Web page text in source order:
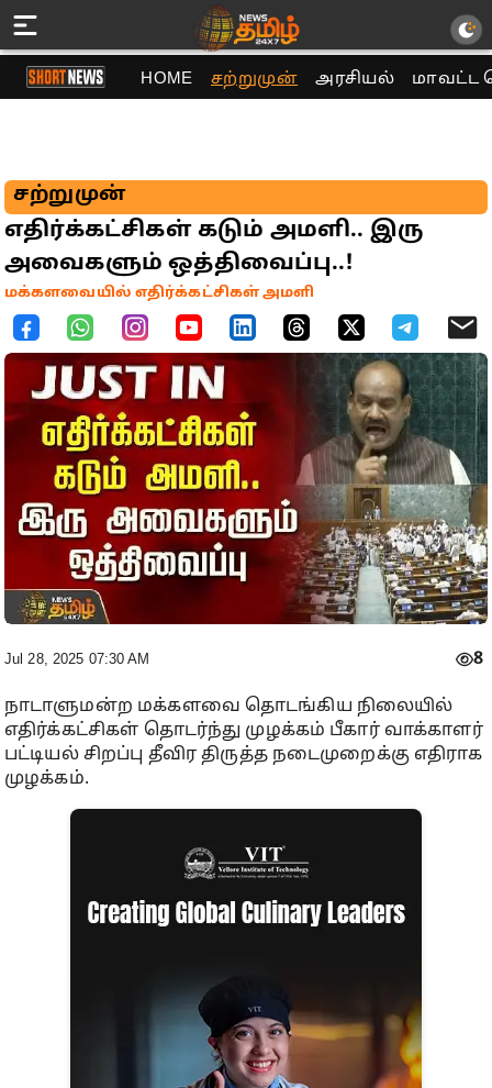
HOME சற்றுமுன் அரசியல் மாவட்ட
சற்றுமுன்
எதிர்க்கட்சிகள் கடும் அமளி.. இரு
அவைகளும் ஒத்திவைப்பு..!
மக்களவையில் எதிர்க்கட்சிகள் அமளி
Jul 28, 2025 07:30 AM 8
நாடாளுமன்ற மக்களவை தொடங்கிய நிலையில்
எதிர்க்கட்சிகள் தொடர்ந்து முழக்கம் பீகார் வாக்காளர்
பட்டியல் சிறப்பு தீவிர திருத்த நடைமுறைக்கு எதிராக
முழக்கம்.